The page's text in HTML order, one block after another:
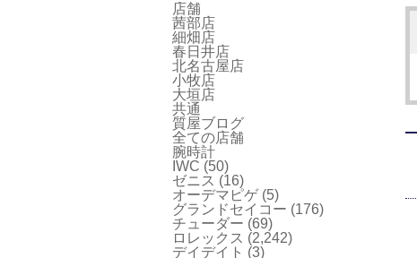
店舗
茜部店
細畑店
春日井店
北名古屋店
小牧店
大垣店
共通
質屋ブログ
全ての店舗
腕時計
IWC (50)
ゼニス (16)
オーデマピゲ(5)
グランドセイコー (176)
チューダー (69)
ロレックス (2,242)
デイデイト (3)